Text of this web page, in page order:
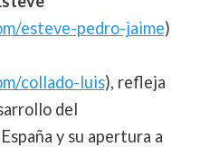
esteve-pedro-jaime)
collado-luis), refleja
del
y su apertura a